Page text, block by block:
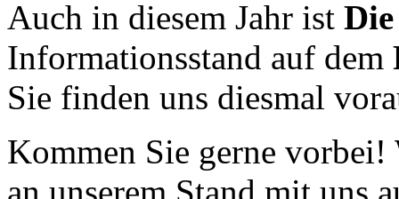
Auch in diesem Jahr ist
Informationsstand auf dem
Sie finden uns diesmal
Kommen Sie gerne
an unserem Stand mit uns